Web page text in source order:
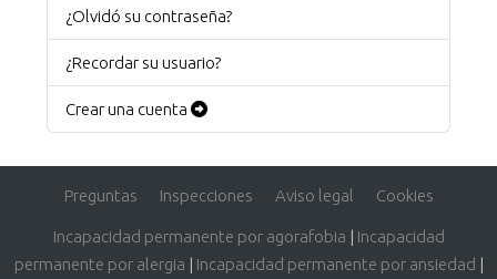
¿Olvidó su contraseña?
¿Recordar su usuario?
Crear una cuenta
Preguntas Inspecciones Aviso legal Cookies
Incapacidad permanente por agorafobia | Incapacidad
permanente por alergia | Incapacidad permanente por ansiedad |